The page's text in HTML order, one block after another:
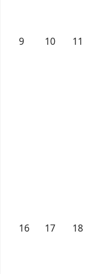
9 10 11
16 17 18